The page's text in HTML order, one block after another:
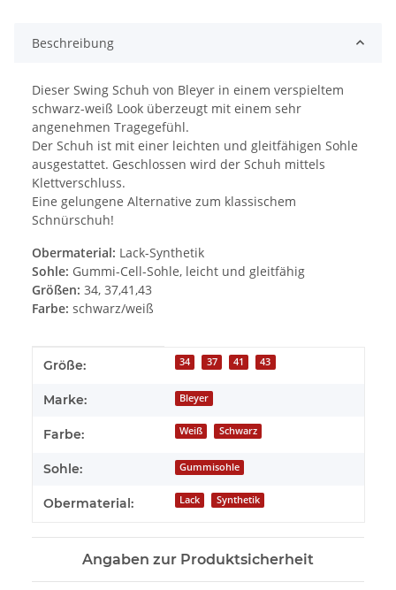
Beschreibung
Dieser Swing Schuh von Bleyer in einem verspieltem
schwarz-weiß Look überzeugt mit einem sehr
angenehmen Tragegefühl.
Der Schuh ist mit einer leichten und gleitfähigen Sohle
ausgestattet. Geschlossen wird der Schuh mittels
Klettverschluss.
Eine gelungene Alternative zum klassischem
Schnürschuh!
Obermaterial: Lack-Synthetik
Sohle: Gummi-Cell-Sohle, leicht und gleitfähig
Größen: 34, 37,41,43
Farbe: schwarz/weiß
Produkteigenschaft
Wert
Größe: 34 37 41 43
Marke: Bleyer
Farbe: Weiß Schwarz
Sohle: Gummisohle
Obermaterial: Lack Synthetik
Angaben zur Produktsicherheit